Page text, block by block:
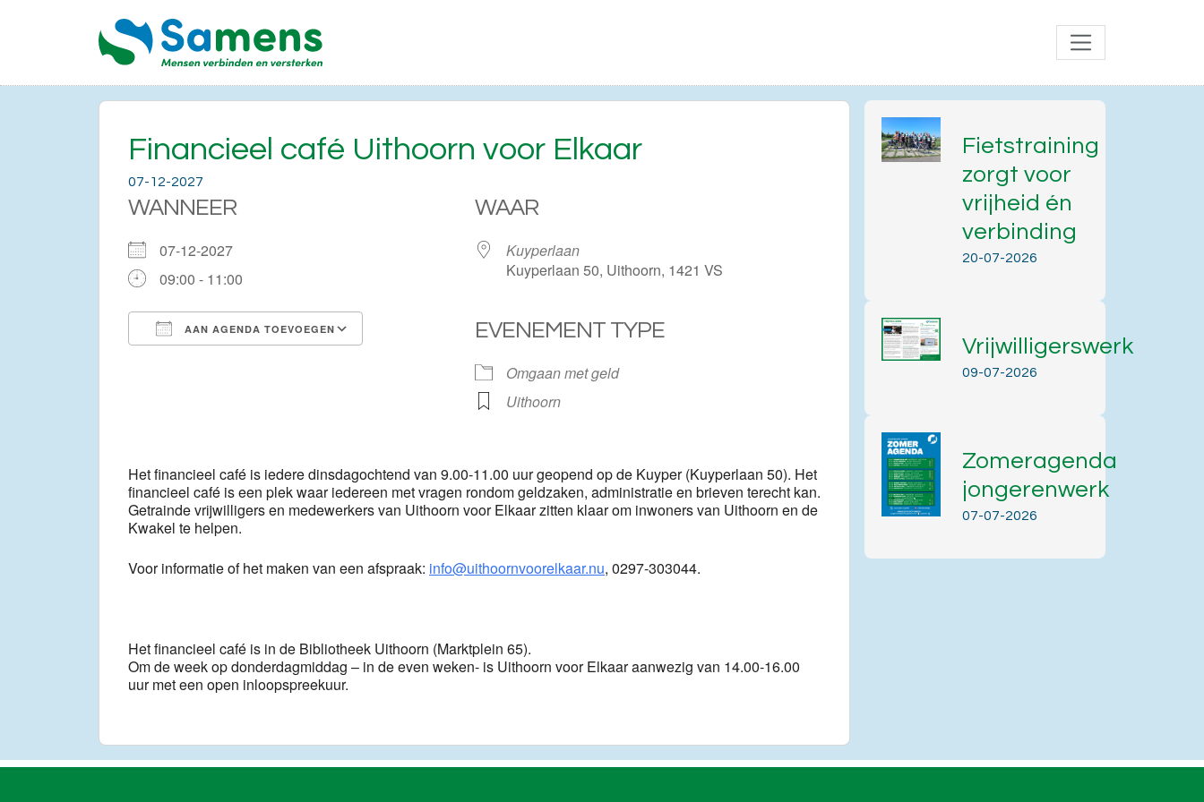
Financieel café Uithoorn voor Elkaar
07-12-2027
WANNEER
07-12-2027
09:00 - 11:00
AAN AGENDA TOEVOEGEN
Google Calendar Office 365 Outlook Live
WAAR
Kuyperlaan
Kuyperlaan 50, Uithoorn, 1421 VS
EVENEMENT TYPE
Omgaan met geld
Uithoorn
Het financieel café is iedere dinsdagochtend van 9.00-11.00 uur geopend op de Kuyper (Kuyperlaan 50). Het
financieel café is een plek waar iedereen met vragen rondom geldzaken, administratie en brieven terecht kan.
Getrainde vrijwilligers en medewerkers van Uithoorn voor Elkaar zitten klaar om inwoners van Uithoorn en de
Kwakel te helpen.
Voor informatie of het maken van een afspraak: info@uithoornvoorelkaar.nu, 0297-303044.
Het financieel café is in de Bibliotheek Uithoorn (Marktplein 65).
Om de week op donderdagmiddag – in de even weken- is Uithoorn voor Elkaar aanwezig van 14.00-16.00
uur met een open inloopspreekuur.
Fietstraining
zorgt voor
vrijheid én
verbinding
20-07-2026
Vrijwilligerswerk
09-07-2026
Zomeragenda
jongerenwerk
07-07-2026